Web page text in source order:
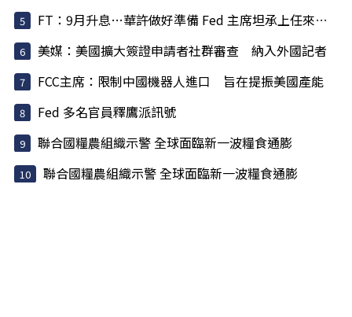
FT：9月升息…華許做好準備 Fed 主席坦承上任來犯了一些錯
美媒：美國擴大簽證申請者社群審查 納入外國記者
FCC主席：限制中國機器人進口 旨在提振美國產能
Fed 多名官員釋鷹派訊號
聯合國糧農組織示警 全球面臨新一波糧食通膨
聯合國糧農組織示警 全球面臨新一波糧食通膨